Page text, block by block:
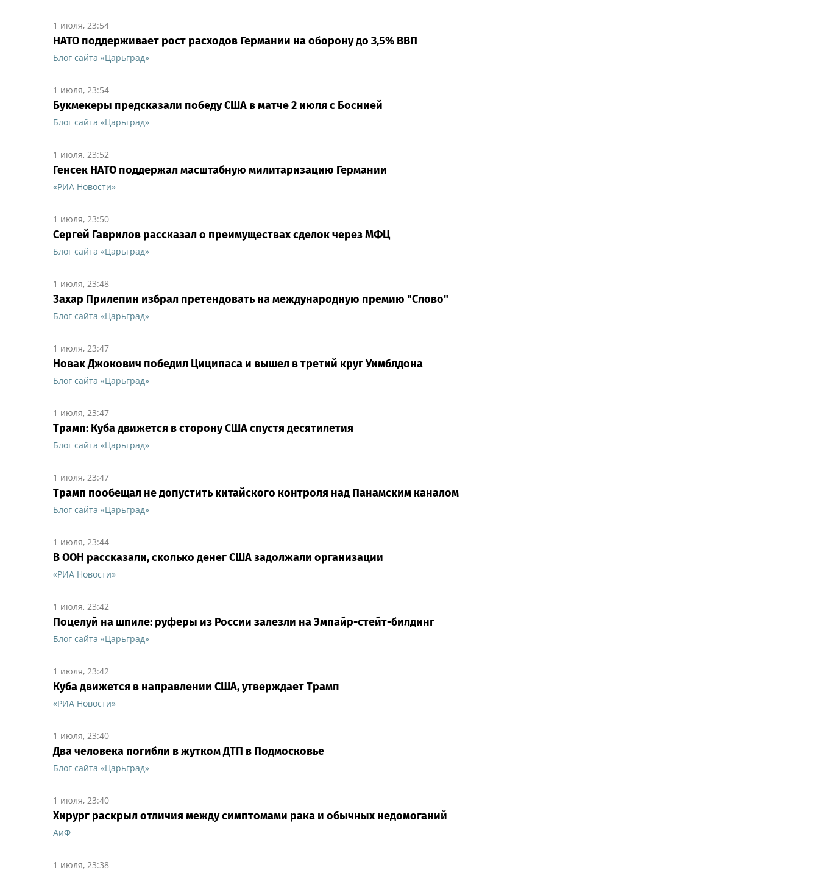
1 июля, 23:54
НАТО поддерживает рост расходов Германии на оборону до 3,5% ВВП
Блог сайта «Царьград»
1 июля, 23:54
Букмекеры предсказали победу США в матче 2 июля с Боснией
Блог сайта «Царьград»
1 июля, 23:52
Генсек НАТО поддержал масштабную милитаризацию Германии
«РИА Новости»
1 июля, 23:50
Сергей Гаврилов рассказал о преимуществах сделок через МФЦ
Блог сайта «Царьград»
1 июля, 23:48
Захар Прилепин избрал претендовать на международную премию "Слово"
Блог сайта «Царьград»
1 июля, 23:47
Новак Джокович победил Циципаса и вышел в третий круг Уимблдона
Блог сайта «Царьград»
1 июля, 23:47
Трамп: Куба движется в сторону США спустя десятилетия
Блог сайта «Царьград»
1 июля, 23:47
Трамп пообещал не допустить китайского контроля над Панамским каналом
Блог сайта «Царьград»
1 июля, 23:44
В ООН рассказали, сколько денег США задолжали организации
«РИА Новости»
1 июля, 23:42
Поцелуй на шпиле: руферы из России залезли на Эмпайр-стейт-билдинг
Блог сайта «Царьград»
1 июля, 23:42
Куба движется в направлении США, утверждает Трамп
«РИА Новости»
1 июля, 23:40
Два человека погибли в жутком ДТП в Подмосковье
Блог сайта «Царьград»
1 июля, 23:40
Хирург раскрыл отличия между симптомами рака и обычных недомоганий
АиФ
1 июля, 23:38